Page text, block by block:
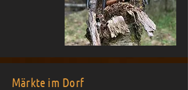
Märkte im Dorf